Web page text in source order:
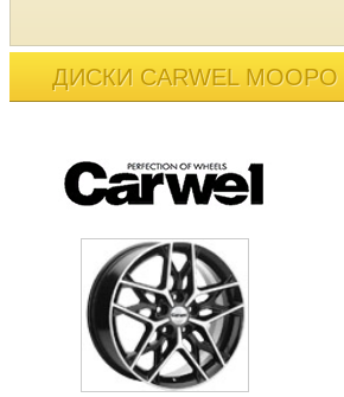
ДИСКИ CARWEL МООРО